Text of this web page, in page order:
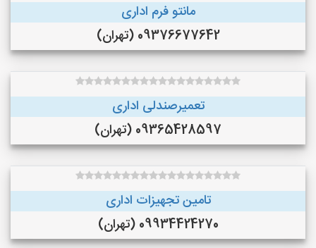
مانتو فرم اداری
09376677642 (تهران)
تعمیرصندلی اداری
09365428597 (تهران)
تامین تجهیزات اداری
09934424270 (تهران)